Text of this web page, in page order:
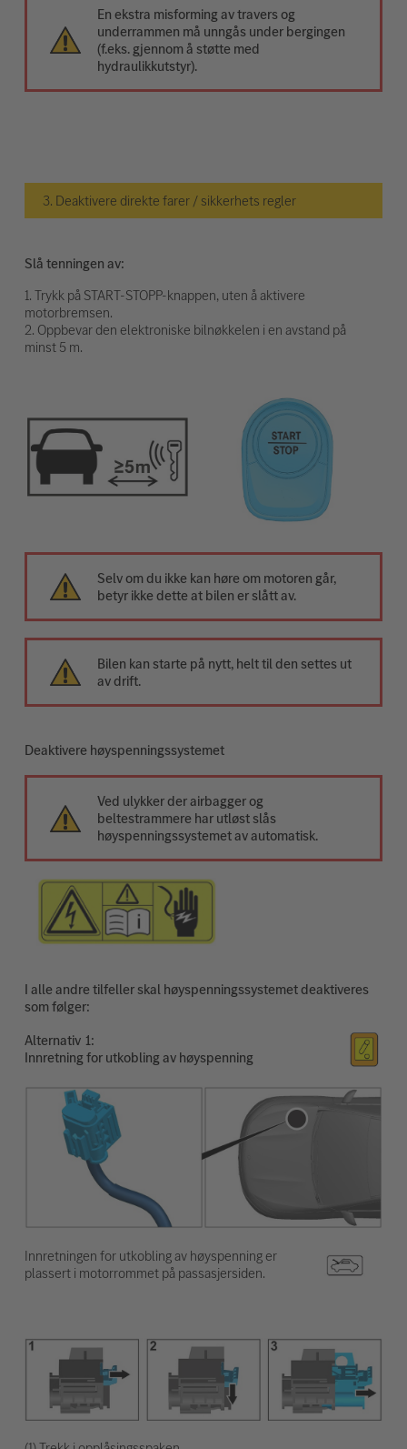
En ekstra misforming av travers og
underrammen må unngås under bergingen
(f.eks. gjennom å støtte med
hydraulikkutstyr).
3. Deaktivere direkte farer / sikkerhets regler
Slå tenningen av:
1. Trykk på START-STOPP-knappen, uten å aktivere
motorbremsen.
2. Oppbevar den elektroniske bilnøkkelen i en avstand på
minst 5 m.
Selv om du ikke kan høre om motoren går,
betyr ikke dette at bilen er slått av.
Bilen kan starte på nytt, helt til den settes ut
av drift.
Deaktivere høyspenningssystemet
Ved ulykker der airbagger og
beltestrammere har utløst slås
høyspenningssystemet av automatisk.
I alle andre tilfeller skal høyspenningssystemet deaktiveres
som følger:
Alternativ
Innretning for utkobling av høyspenning
Innretningen for utkobling av høyspenning er
plassert i motorrommet på passasjersiden.